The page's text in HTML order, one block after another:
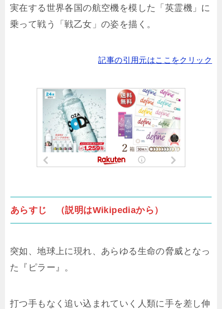
実在する世界各国の航空機を模した「英霊機」に
乗って戦う「戦乙女」の姿を描く。
記事の引用元はここをクリック
あらすじ （説明はWikipediaから）
突如、地球上に現れ、あらゆる生命の脅威となっ
た『ピラー』。
打つ手もなく追い込まれていく人類に手を差し伸